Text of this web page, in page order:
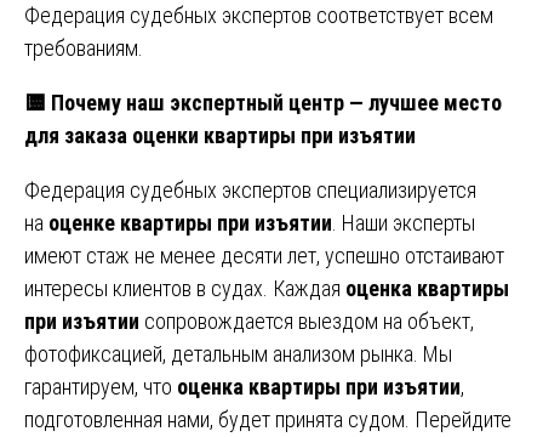
Федерация судебных экспертов соответствует всем
требованиям.
🟨 Почему наш экспертный центр — лучшее место
для заказа оценки квартиры при изъятии
Федерация судебных экспертов специализируется
на оценке квартиры при изъятии . Наши эксперты
имеют стаж не менее десяти лет, успешно отстаивают
интересы клиентов в судах. Каждая оценка квартиры
при изъятии сопровождается выездом на объект,
фотофиксацией, детальным анализом рынка. Мы
гарантируем, что оценка квартиры при изъятии,
подготовленная нами, будет принята судом. Перейдите